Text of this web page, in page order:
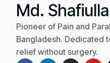
Md.
Pioneer of Pain and
Bangladesh. Dedicated
relief without surgery.